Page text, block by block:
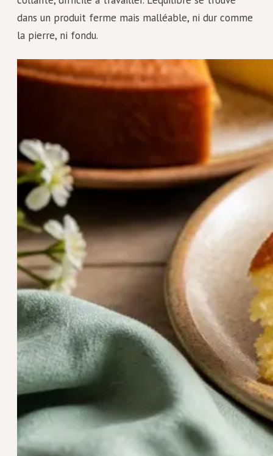
dans un produit ferme mais malléable, ni dur comme
la pierre, ni fondu.